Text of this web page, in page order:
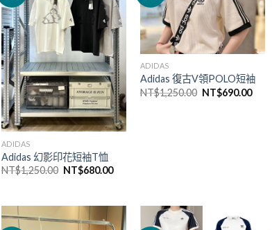
ADIDAS
Adidas 幻影印花短袖T恤
NT$1,250.00 NT$680.00
ADIDAS
Adidas 復古V領POLO短袖
NT$1,250.00 NT$690.00